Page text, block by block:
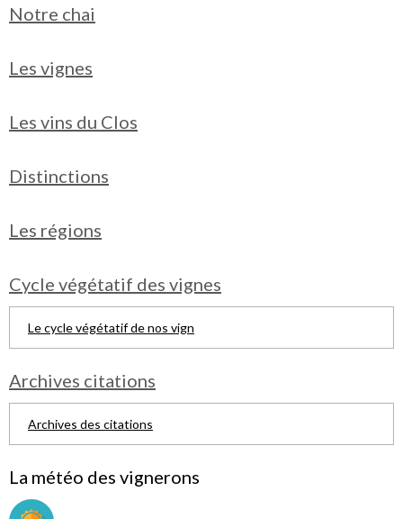
Notre chai
Les vignes
Les vins du Clos
Distinctions
Les régions
Cycle végétatif des vignes
Le cycle végétatif de nos vign
Archives citations
Archives des citations
La météo des vignerons